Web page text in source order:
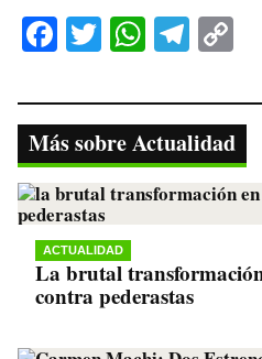
Fa
bo
ok
T
tte
r
W
ts
A
pp
Te
gr
a
m
y
Li
Más sobre Actualidad
ACTUALIDAD
La brutal
contra pederastas